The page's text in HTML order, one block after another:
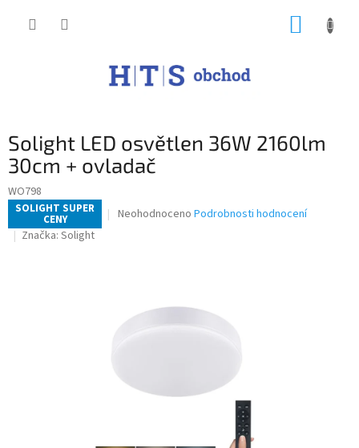
Solight LED osvětlen 36W 2160lm
30cm + ovladač
WO798
SOLIGHT SUPER
CENY
Průměrné
hvězdiček.
Neohodnoceno Podrobnosti hodnocení
Značka: Solight